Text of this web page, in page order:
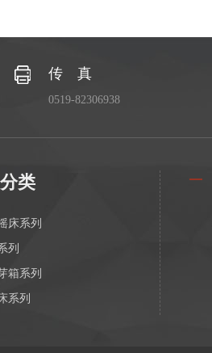
传 真
0519-82306938
类
床系列
列
箱系列
系列